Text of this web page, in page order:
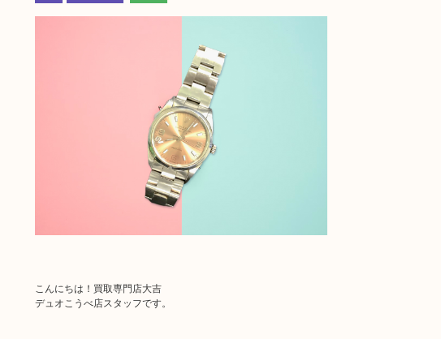
こんにちは！買取専門店大吉
デュオこうべ店スタッフです。